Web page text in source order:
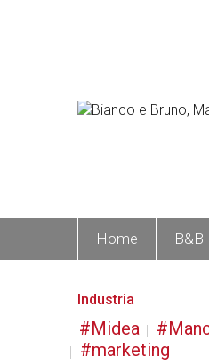
Home B&B
Industria
Midea
marketing